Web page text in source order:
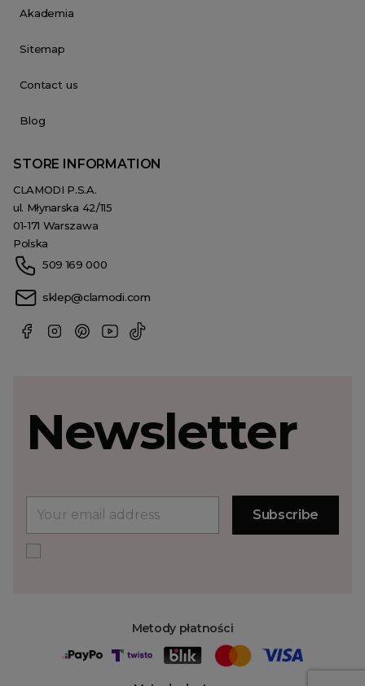
Akademia
Sitemap
Contact us
Blog
STORE INFORMATION
CLAMODI P.S.A.
ul. Młynarska 42/115
01-171 Warszawa
Polska
509 169 000
sklep@clamodi.com
Metody płatności
Newsletter